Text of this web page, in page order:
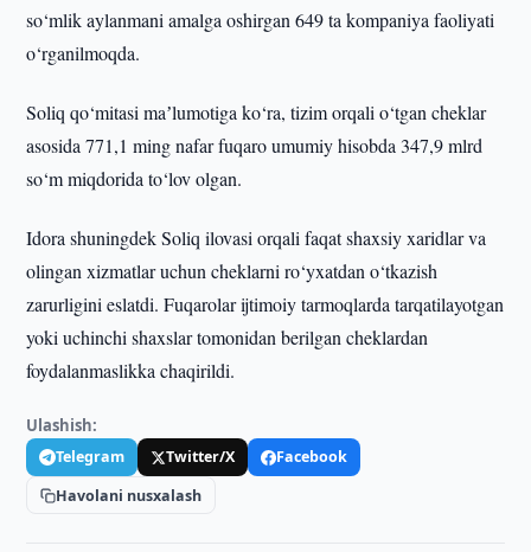
so‘mlik aylanmani amalga oshirgan 649 ta kompaniya faoliyati
o‘rganilmoqda.
Soliq qo‘mitasi maʼlumotiga ko‘ra, tizim orqali o‘tgan cheklar
asosida 771,1 ming nafar fuqaro umumiy hisobda 347,9 mlrd
so‘m miqdorida to‘lov olgan.
Idora shuningdek Soliq ilovasi orqali faqat shaxsiy xaridlar va
olingan xizmatlar uchun cheklarni ro‘yxatdan o‘tkazish
zarurligini eslatdi. Fuqarolar ijtimoiy tarmoqlarda tarqatilayotgan
yoki uchinchi shaxslar tomonidan berilgan cheklardan
foydalanmaslikka chaqirildi.
Ulashish:
Telegram Twitter/X
Facebook
Havolani nusxalash